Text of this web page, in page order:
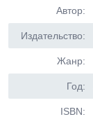
Автор:
Издательство:
Жанр:
Год:
ISBN: